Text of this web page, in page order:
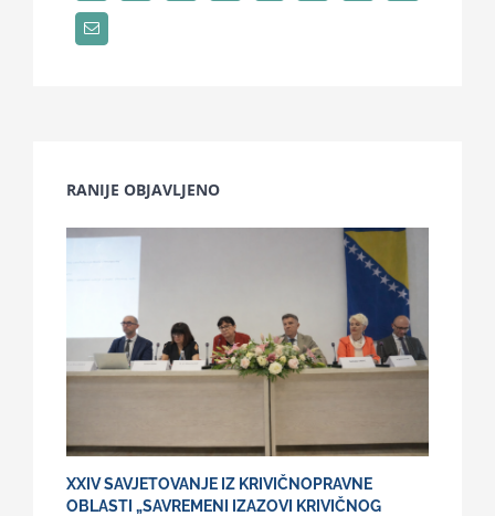
RANIJE OBJAVLJENO
XXIV SAVJETOVANJE IZ KRIVIČNOPRAVNE
OBLASTI „SAVREMENI IZAZOVI KRIVIČNOG